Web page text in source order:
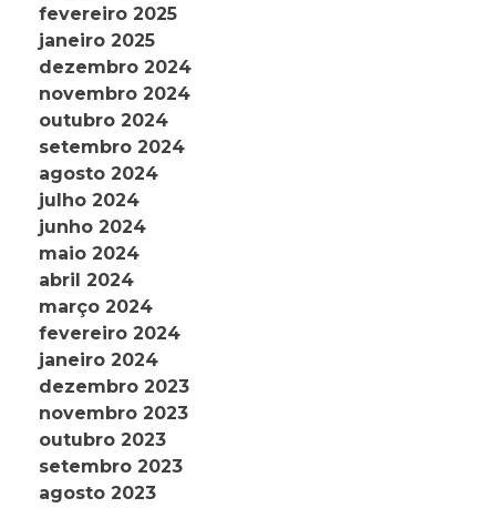
fevereiro 2025
janeiro 2025
dezembro 2024
novembro 2024
outubro 2024
setembro 2024
agosto 2024
julho 2024
junho 2024
maio 2024
abril 2024
março 2024
fevereiro 2024
janeiro 2024
dezembro 2023
novembro 2023
outubro 2023
setembro 2023
agosto 2023